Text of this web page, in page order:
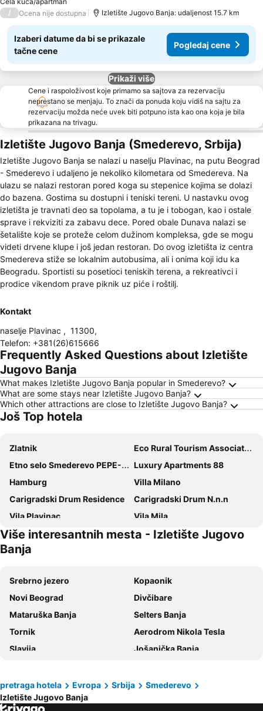
/ Ocena nije dostupna Izletište Jugovo Banja: udaljenost 15.7 km
Izaberi datume da bi se prikazale
tačne cene
Pogledaj cene
Prikaži više
Cene i raspoloživost koje primamo sa sajtova za rezervaciju
neprestano se menjaju. To znači da ponuda koju vidiš na sajtu za
rezervaciju možda neće uvek biti potpuno ista kao ona koja je bila
prikazana na trivagu.
Izletište Jugovo Banja (Smederevo, Srbija)
Izletište Jugovo Banja se nalazi u naselju Plavinac, na putu Beograd
- Smederevo i udaljeno je nekoliko kilometara od Smedereva. Na
ulazu se nalazi restoran pored koga su stepenice kojima se dolazi
do bazena. Gostima su dostupni i teniski tereni. U nastavku ovog
izletišta je travnati deo sa topolama, a tu je i tobogan, kao i ostale
sprave i rekviziti za zabavu dece. Pored obale Dunava nalazi se
šetalište koje se proteže celom dužinom kompleksa, gde se mogu
videti drvene klupe i još jedan restoran. Do ovog izletišta iz centra
Smedereva stiže se lokalnim autobusima, ali i onima koji idu ka
Beogradu. Sportisti su posetioci teniskih terena, a rekreativci i
prodice vikendom prave piknik uz piće i roštilj.
Kontakt
naselje Plavinac , 11300,
Telefon: +381(26)615666
Frequently Asked Questions about Izletište
Jugovo Banja
What makes Izletište Jugovo Banja popular in Smederevo?
What are some stays near Izletište Jugovo Banja?
Which other attractions are close to Izletište Jugovo Banja?
Još Top hotela
Zlatnik
Eco Rural Tourism Association Skorenovac
Etno selo Smederevo PEPE- Serbia
Luxury Apartments 88
Hamburg
Villa Milano
Carigradski Drum Residence
Carigradski Drum N.n.n
Vila Plavinac
Vila Mila
Jerina
Više interesantnih mesta - Izletište Jugovo
Banja
Srebrno jezero
Kopaonik
Novi Beograd
Divčibare
Mataruška Banja
Selters Banja
Tornik
Aerodrom Nikola Tesla
Slavija
Jošanička Banja
Beogradska Autobuska Stanica
Banovo Brdo
Voždovac
pretraga hotela Evropa Srbija
Smederevo
Izletište Jugovo Banja